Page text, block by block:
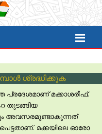
ശ്രദ്ധിക്കുക
മക്കാശരീഫ്.
തുടങ്ങിയ
അവസരമുണ്ടാകുന്നത്
മക്കയിലെ ഓരോ